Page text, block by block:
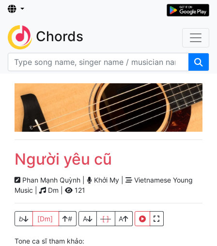
Chords
Người yêu cũ
Phan Mạnh Quỳnh | Khởi My |
Vietnamese Young
Music |
Dm | 121
b [Dm] # A [ ] A
Tone ca sĩ tham khảo: